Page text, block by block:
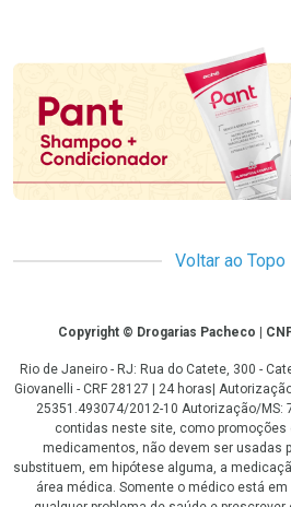
Promoção em
Voltar ao Topo
CopyrightCopyright © Drogarias Pacheco |
Rio de Janeiro - RJ: Rua do Catete, 300 -
Giovanelli - CRF 28127 | 24 horas|
25351.493074/2012-10 Autorização/MS:
contidas neste site, como
medicamentos, não devem ser usadas
substituem, em hipótese alguma, a
área médica. Somente o médico está